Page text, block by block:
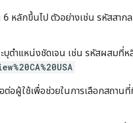
หลักขึ้นไป ตัวอย่างเช่น รหัสสาก
ตำแหน่งชัดเจน เช่น รหัสผสมที่ห
ต่อผู้ใช้เพื่อช่วยในการเลือกสถา